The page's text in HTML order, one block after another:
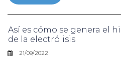
Así es cómo se genera el
de la electrólisis
21/09/2022